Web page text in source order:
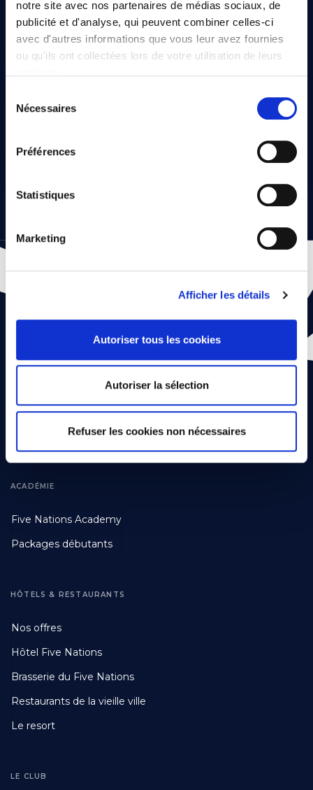
notre site avec nos partenaires de médias sociaux, de
publicité et d'analyse, qui peuvent combiner celles-ci
avec d'autres informations que vous leur avez fournies
ou qu'ils ont collectées lors de votre utilisation de leurs
Nous utilisons des cookies qui envoient des données aux
Nécessaires
Préférences
Statistiques
Marketing
Afficher les détails
Autoriser tous les cookies
Autoriser la sélection
Refuser les cookies non nécessaires
Devenir membre Questions fréquentes
Tarifs Greenfee
Chèques cadeaux
Devenir partenaire
Footer
Second
ACADÉMIE
Five Nations Academy
Packages débutants
Footer
Third
HÔTELS & RESTAURANTS
Nos offres
Hôtel Five Nations
Brasserie du Five Nations
Restaurants de la vieille ville
Le resort
LE CLUB